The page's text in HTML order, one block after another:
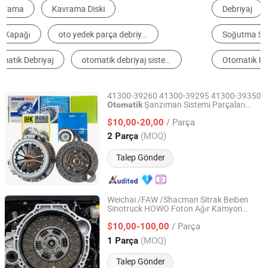
Debriyaj Oto Rulman
Soğutma Sistemi
Otomatik Klima Debriyajı
41300-39260 41300-39295 41300-39350
OtomatikŞanzıman Sistemi Parçaları
Hyundai Tucson Aracı için
$10,00-20,00 / Parça
2 Parça (MOQ)
Talep Gönder
Xingtai Tuoyuan Machinery Parts Co., Ltd.
Hebei, China Fiyat 2025
Weichai /FAW /Shacman Sitrak Beiben
Sinotruck HOWO Foton Ağır Kamyon
DebriyajDisk Plakası Montajı için
Wg9925160400
$10,00-100,00 / Parça
1 Parça (MOQ)
Talep Gönder
Changchun Yidong Automobile Parts Manufacturing Co.,
Ltd.
Jilin, China Fiyat 2025